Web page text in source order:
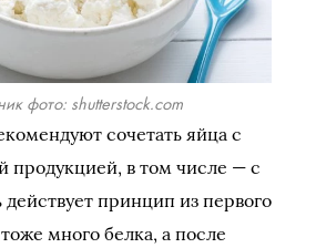
фото: shutterstock.com
сочетать яйца с
продукцией, в том числе — с
действует принцип из первого
много белка, а после